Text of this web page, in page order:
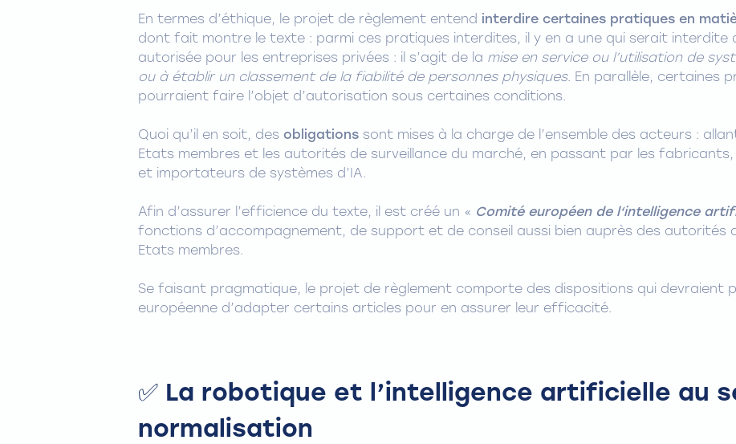
En termes d’éthique, le projet de règlement entend interdire certaines pratiques en
dont fait montre le texte : parmi ces pratiques interdites, il y en a une qui serait interdite
autorisée pour les entreprises privées : il s’agit de la mise en service ou l’utilisation de
ou à établir un classement de la fiabilité de personnes physiques. En parallèle, certaines
pourraient faire l’objet d’autorisation sous certaines conditions.
Quoi qu’il en soit, des obligations sont mises à la charge de l’ensemble des acteurs :
Etats membres et les autorités de surveillance du marché, en passant par les
et importateurs de systèmes d’IA.
Afin d’assurer l’efficience du texte, il est créé un « Comité européen de l‘intelligence
fonctions d’accompagnement, de support et de conseil aussi bien auprès des autorités
Etats membres.
Se faisant pragmatique, le projet de règlement comporte des dispositions qui devraient
européenne d’adapter certains articles pour en assurer leur efficacité.
✅ La robotique et l’intelligence artificielle au
normalisation